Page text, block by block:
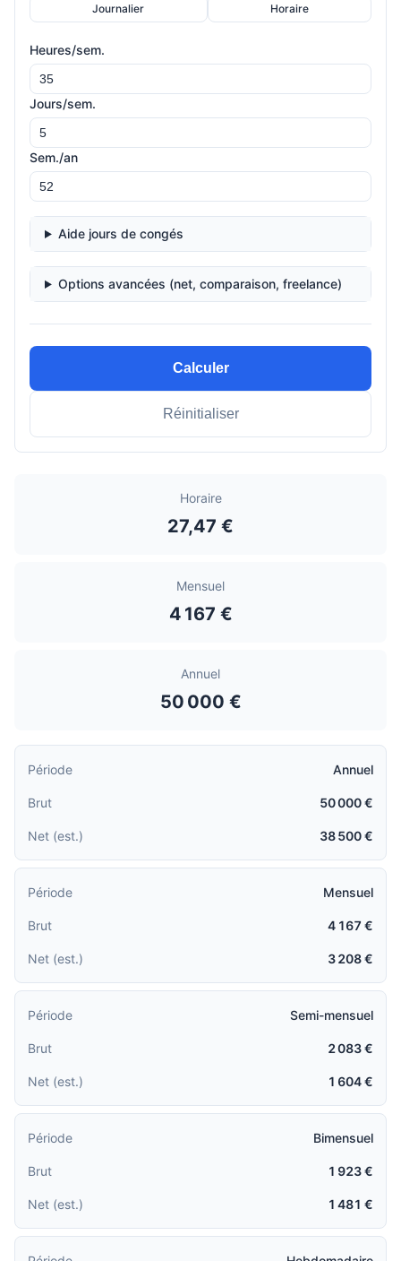
Journalier Horaire
Heures/sem.
Jours/sem.
Sem./an
Aide jours de congés
Options avancées (net, comparaison, freelance)
Calculer
Réinitialiser
Horaire
27,47 €
Mensuel
4 167 €
Annuel
50 000 €
Annuel
50 000 €
38 500 €
Mensuel
4 167 €
3 208 €
Semi-mensuel
2 083 €
1 604 €
Bimensuel
1 923 €
1 481 €